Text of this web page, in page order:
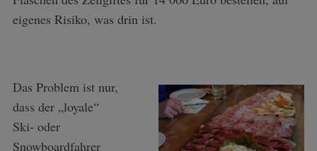
eigenes Risiko, was drin ist.
Das Problem ist nur,
dass der „loyale“
Ski- oder
Snowboardfahrer